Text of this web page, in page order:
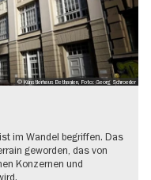
© Künstlerhaus Bethanien, Foto: Georg Schroeder
im Wandel begriffen. Das
geworden, das von
Konzernen und